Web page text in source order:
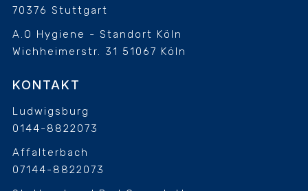
70376 Stuttgart
A.O Hygiene - Standort Köln
Wichheimerstr. 31 51067 Köln
KONTAKT
Ludwigsburg
0144-8822073
Affalterbach
07144-8822073